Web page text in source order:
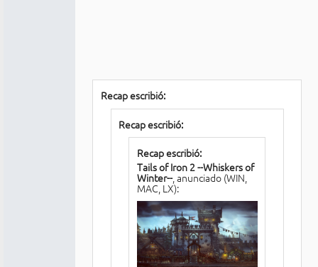
Recap escribió:
Recap escribió:
Recap escribió:
Tails of Iron 2 --Whiskers of
Winter--, anunciado (WIN,
MAC, LX):